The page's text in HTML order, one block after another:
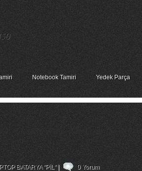
Notebook Tamiri Yedek Parça
BATARYA "PİL"| 0 Yorum